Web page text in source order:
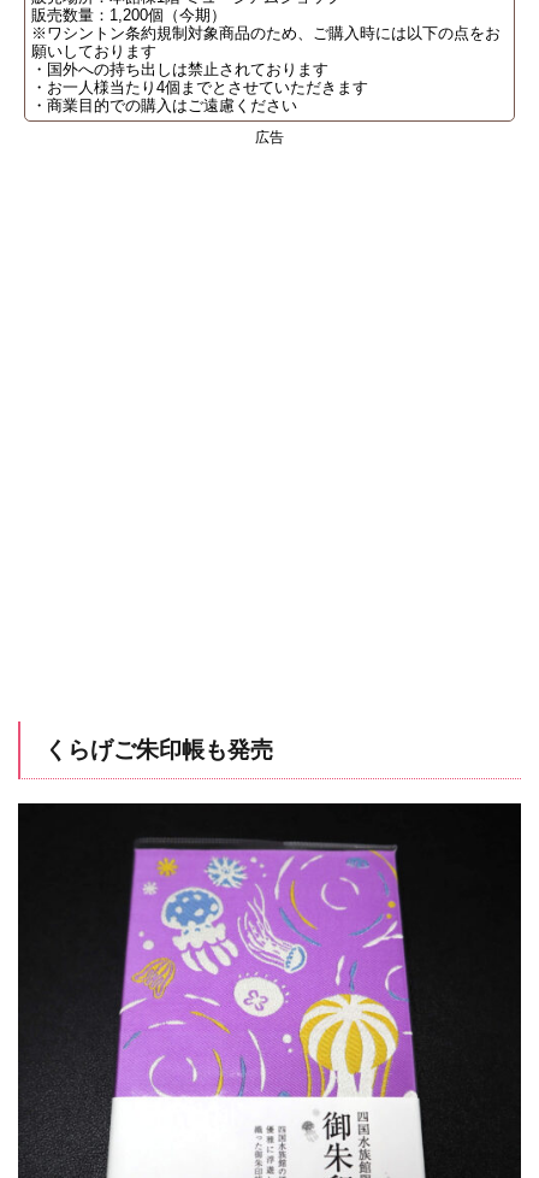
販売数量：1,200個（今期）
※ワシントン条約規制対象商品のため、ご購入時には以下の点をお
願いしております
・国外への持ち出しは禁止されております
・お一人様当たり4個までとさせていただきます
・商業目的での購入はご遠慮ください
広告
くらげご朱印帳も発売